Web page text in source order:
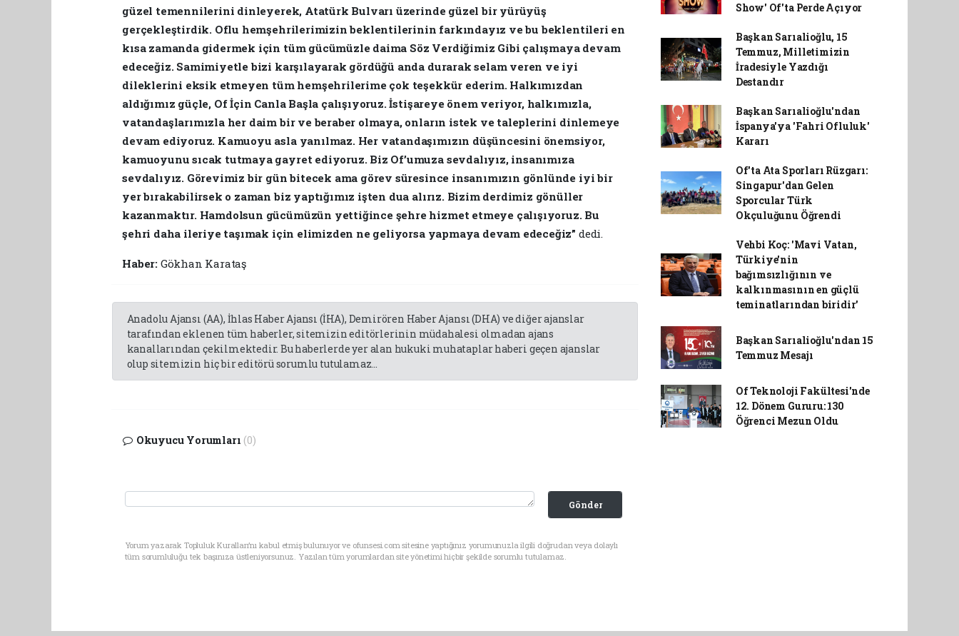
güzel temennilerini dinleyerek, Atatürk Bulvarı üzerinde güzel bir yürüyüş
gerçekleştirdik. Oflu hemşehrilerimizin beklentilerinin farkındayız ve bu beklentileri en
kısa zamanda gidermek için tüm gücümüzle daima Söz Verdiğimiz Gibi çalışmaya devam
edeceğiz. Samimiyetle bizi karşılayarak gördüğü anda durarak selam veren ve iyi
dileklerini eksik etmeyen tüm hemşehrilerime çok teşekkür ederim. Halkımızdan
aldığımız güçle, Of İçin Canla Başla çalışıyoruz. İstişareye önem veriyor, halkımızla,
vatandaşlarımızla her daim bir ve beraber olmaya, onların istek ve taleplerini dinlemeye
devam ediyoruz. Kamuoyu asla yanılmaz. Her vatandaşımızın düşüncesini önemsiyor,
kamuoyunu sıcak tutmaya gayret ediyoruz. Biz Of’umuza sevdalıyız, insanımıza
sevdalıyız. Görevimiz bir gün bitecek ama görev süresince insanımızın gönlünde iyi bir
yer bırakabilirsek o zaman biz yaptığımız işten dua alırız. Bizim derdimiz gönüller
kazanmaktır. Hamdolsun gücümüzün yettiğince şehre hizmet etmeye çalışıyoruz. Bu
şehri daha ileriye taşımak için elimizden ne geliyorsa yapmaya devam edeceğiz” dedi.
Haber:Gökhan Karataş
Anadolu Ajansı (AA), İhlas Haber Ajansı (İHA), Demirören Haber Ajansı (DHA) ve diğer ajanslar
tarafından eklenen tüm haberler, sitemizin editörlerinin müdahalesi olmadan ajans
kanallarından çekilmektedir. Bu haberlerde yer alan hukuki muhataplar haberi geçen ajanslar
olup sitemizin hiç bir editörü sorumlu tutulamaz...
Okuyucu Yorumları (0)
Gönder
Yorum yazarak Topluluk Kuralları’nı kabul etmiş bulunuyor ve ofunsesi.com sitesine yaptığınız yorumunuzla ilgili doğrudan veya dolaylı
tüm sorumluluğu tek başınıza üstleniyorsunuz. Yazılan tüm yorumlardan site yönetimi hiçbir şekilde sorumlu tutulamaz.
Show' Of'ta Perde Açıyor
Başkan Sarıalioğlu, 15
Temmuz, Milletimizin
İradesiyle Yazdığı
Destandır
Başkan Sarıalioğlu'ndan
İspanya'ya 'Fahri Ofluluk'
Kararı
Of'ta Ata Sporları Rüzgarı:
Singapur'dan Gelen
Sporcular Türk
Okçuluğunu Öğrendi
Vehbi Koç: 'Mavi Vatan,
Türkiye'nin
bağımsızlığının ve
kalkınmasının en güçlü
teminatlarından biridir'
Başkan Sarıalioğlu'ndan 15
Temmuz Mesajı
Of Teknoloji Fakültesi'nde
12. Dönem Gururu: 130
Öğrenci Mezun Oldu